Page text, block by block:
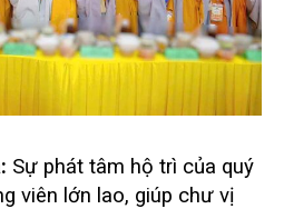
Sự phát tâm hộ trì của quý
viên lớn lao, giúp chư vị